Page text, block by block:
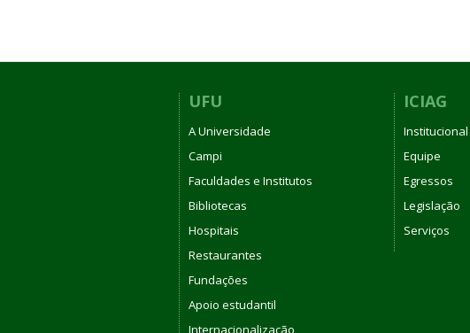
UFU
A Universidade
Campi
Faculdades e Institutos
Bibliotecas
Hospitais
Restaurantes
Fundações
Apoio estudantil
Internacionalização
ICIAG
Institucional
Equipe
Egressos
Legislação
Serviços